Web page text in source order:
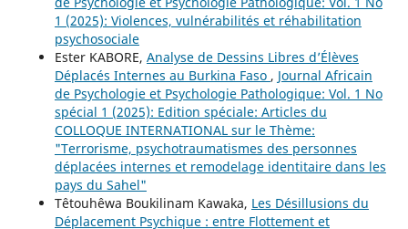
1 (2025): Violences, vulnérabilités et réhabilitation
psychosociale
Ester KABORE, Analyse de Dessins Libres d’Élèves
Déplacés Internes au Burkina Faso , Journal Africain
de Psychologie et Psychologie Pathologique: Vol. 1 No
spécial 1 (2025): Edition spéciale: Articles du
COLLOQUE INTERNATIONAL sur le Thème:
"Terrorisme, psychotraumatismes des personnes
déplacées internes et remodelage identitaire dans les
pays du Sahel"
Têtouhêwa Boukilinam Kawaka, Les Désillusions du
Déplacement Psychique : entre Flottement et